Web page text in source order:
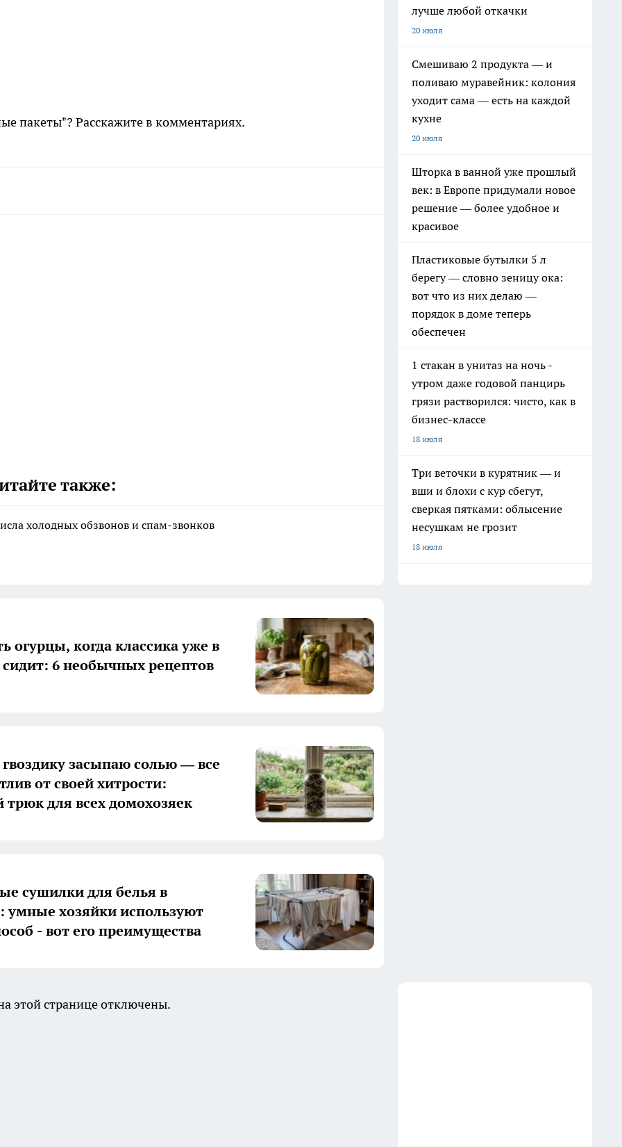
пакеты"? Расскажите в комментариях.
также:
холодных обзвонов и спам-звонков
лучше любой откачки
20 июля
Смешиваю 2 продукта — и
поливаю муравейник: колония
уходит сама — есть на каждой
кухне
20 июля
Шторка в ванной уже прошлый
век: в Европе придумали новое
решение — более удобное и
красивое
Пластиковые бутылки 5 л
берегу — словно зеницу ока:
вот что из них делаю —
порядок в доме теперь
обеспечен
1 стакан в унитаз на ночь -
утром даже годовой панцирь
грязи растворился: чисто, как в
бизнес-классе
18 июля
Три веточки в курятник — и
вши и блохи с кур сбегут,
сверкая пятками: облысение
несушкам не грозит
18 июля
огурцы, когда классика уже в
сидит: 6 необычных рецептов
засыпаю солью — все
от своей хитрости:
трюк для всех домохозяек
сушилки для белья в
хозяйки используют
- вот его преимущества
этой странице отключены.